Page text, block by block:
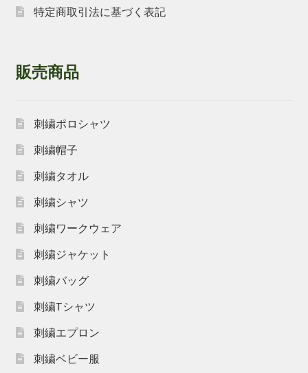
特定商取引法に基づく表記
販売商品
刺繍ポロシャツ
刺繍帽子
刺繍タオル
刺繍シャツ
刺繍ワークウェア
刺繍ジャケット
刺繍バッグ
刺繍Tシャツ
刺繍エプロン
刺繍ベビー服